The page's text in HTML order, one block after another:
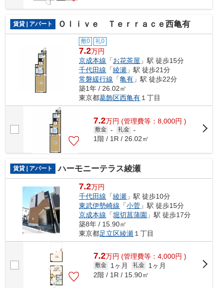
賃貸 | アパート Ｏｌｉｖｅ Ｔｅｒｒａｃｅ西亀有
敷0 礼0
7.2万円
京成本線 「お花茶屋 」駅 徒歩15分
千代田線 「綾瀬 」駅 徒歩21分
常磐緩行線 「亀有 」駅 徒歩22分
築1年 / 26.02㎡
東京都葛飾区西亀有１丁目
7.2万円 (管理費等：8,000円 )
敷金 - 礼金 -
1階 / 1R / 26.02㎡
賃貸 | アパート ハーモニーテラス綾瀬
7.2万円
千代田線 「綾瀬 」駅 徒歩10分
東武伊勢崎線 「小菅 」駅 徒歩15分
京成本線 「堀切菖蒲園 」駅 徒歩17分
築8年 / 15.90㎡
東京都足立区綾瀬 １丁目
7.2万円 (管理費等：4,000円 )
敷金 1ヶ月 礼金
1ヶ月
2階 / 1R / 15.90㎡